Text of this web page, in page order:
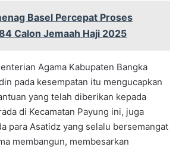
Basel Percepat Proses
Calon Jemaah Haji 2025
Agama Kabupaten Bangka
pada kesempatan itu mengucapkan
yang telah diberikan kepada
di Kecamatan Payung ini, juga
para Asatidz yang selalu bersemangat
membangun, membesarkan